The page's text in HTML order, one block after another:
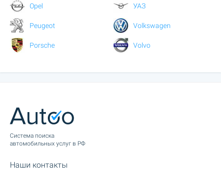
Opel
Peugeot
Porsche
УАЗ
Volkswagen
Volvo
Cистема поиска
автомобильных услуг в РФ
Наши контакты